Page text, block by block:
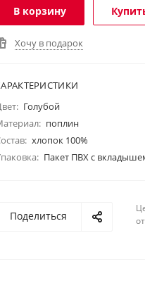
В корзину
Хочу в подарок
Голубой
поплин
хлопок 100%
Пакет ПВХ с
Поделиться